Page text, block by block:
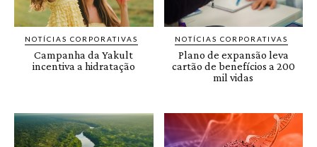
NOTÍCIAS CORPORATIVAS
Campanha da Yakult
incentiva a hidratação
NOTÍCIAS CORPORATIVAS
Plano de expansão leva
cartão de benefícios a 200
mil vidas